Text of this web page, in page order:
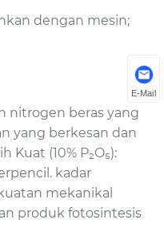
dengan mesin;
nitrogen beras yang
yang berkesan dan
(10% P₂O₅):
kadar
mekanikal
produk fotosintesis
E-Mail